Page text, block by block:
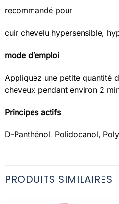
recommandé pour
cuir chevelu hypersensible,
mode d’emploi
Appliquez une petite quantité
cheveux pendant environ 2
Principes actifs
D-Panthénol, Polidocanol,
PRODUITS SIMILAIRES